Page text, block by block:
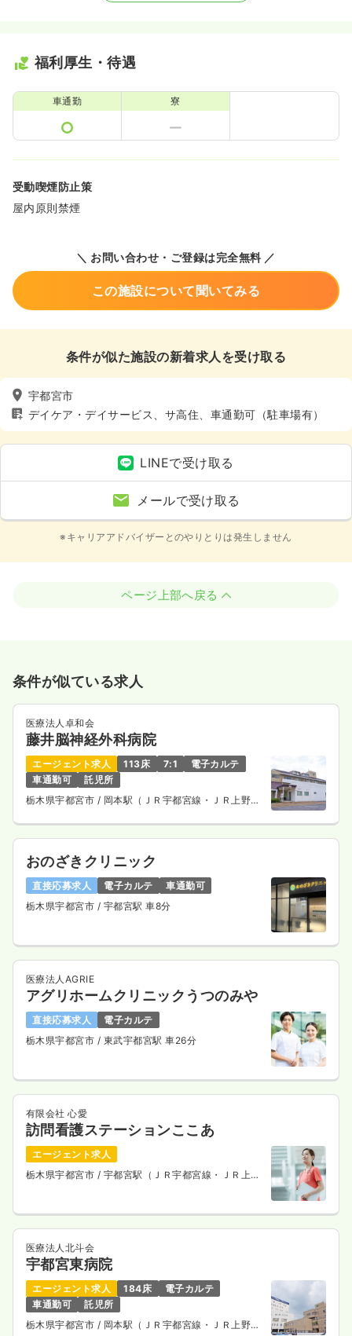
福利厚生・待遇
車通勤 寮
受動喫煙防止策
屋内原則禁煙
＼ お問い合わせ・ご登録は完全無料 ／
この施設について聞いてみる
条件が似た施設の新着求人を受け取る
宇都宮市
デイケア・デイサービス、サ高住、車通勤可（駐車場有）
LINEで受け取る
メールで受け取る
※キャリアアドバイザーとのやりとりは発生しません
ページ上部へ戻る
条件が似ている求人
医療法人卓和会
藤井脳神経外科病院
エージェント求人 113床 7:1
電子カルテ
車通勤可
託児所
栃木県宇都宮市 / 岡本駅（ＪＲ宇都宮線・ＪＲ上野東
おのざきクリニック
直接応募求人 電子カルテ
車通勤可
栃木県宇都宮市 / 宇都宮駅 車8分
医療法人AGRIE
アグリホームクリニックうつのみや
直接応募求人
電子カルテ
栃木県宇都宮市 / 東武宇都宮駅 車26分
有限会社 心愛
訪問看護ステーションここあ
エージェント求人
栃木県宇都宮市 / 宇都宮駅（ＪＲ宇都宮線・ＪＲ上野
医療法人北斗会
宇都宮東病院
エージェント求人 184床
電子カルテ
車通勤可
託児所
栃木県宇都宮市 / 岡本駅（ＪＲ宇都宮線・ＪＲ上野東